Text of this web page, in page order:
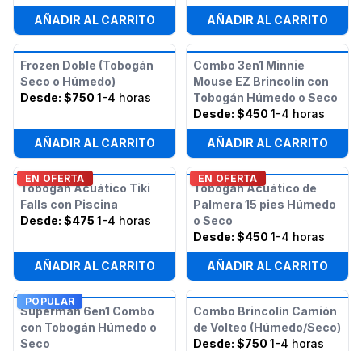
AÑADIR AL CARRITO AÑADIR AL CARRITO
Frozen Doble (Tobogán
Seco o Húmedo)
Desde: $750 1-4 horas
AÑADIR AL CARRITO
Combo 3en1 Minnie
Mouse EZ Brincolín con
Tobogán Húmedo o Seco
Desde: $450 1-4 horas
AÑADIR AL CARRITO
EN OFERTA
Tobogán Acuático Tiki
Falls con Piscina
Desde: $475 1-4 horas
AÑADIR AL CARRITO
EN OFERTA
Tobogán Acuático de
Palmera 15 pies Húmedo
o Seco
Desde: $450 1-4 horas
AÑADIR AL CARRITO
POPULAR
Superman 6en1 Combo
con Tobogán Húmedo o
Seco
Combo Brincolín Camión
de Volteo (Húmedo/Seco)
Desde: $750 1-4 horas